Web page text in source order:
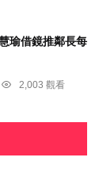
瑜借鏡推鄰長每
2,003 觀看